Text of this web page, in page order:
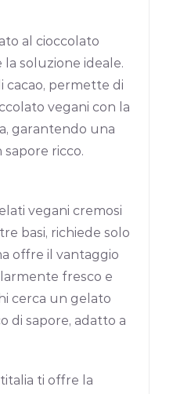
al cioccolato
la soluzione ideale.
cacao, permette di
vegani con la
garantendo una
ricco.
vegani cremosi
basi, richiede solo
offre il vantaggio
fresco e
cerca un gelato
di sapore, adatto a
ti offre la